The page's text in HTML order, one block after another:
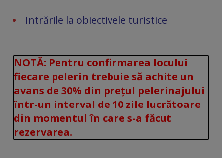
Intrările la obiectivele turistice
NOTĂ: Pentru confirmarea locului
fiecare pelerin trebuie să achite un
avans de 30% din prețul pelerinajului
într-un interval de 10 zile lucrătoare
din momentul în care s-a făcut
rezervarea.